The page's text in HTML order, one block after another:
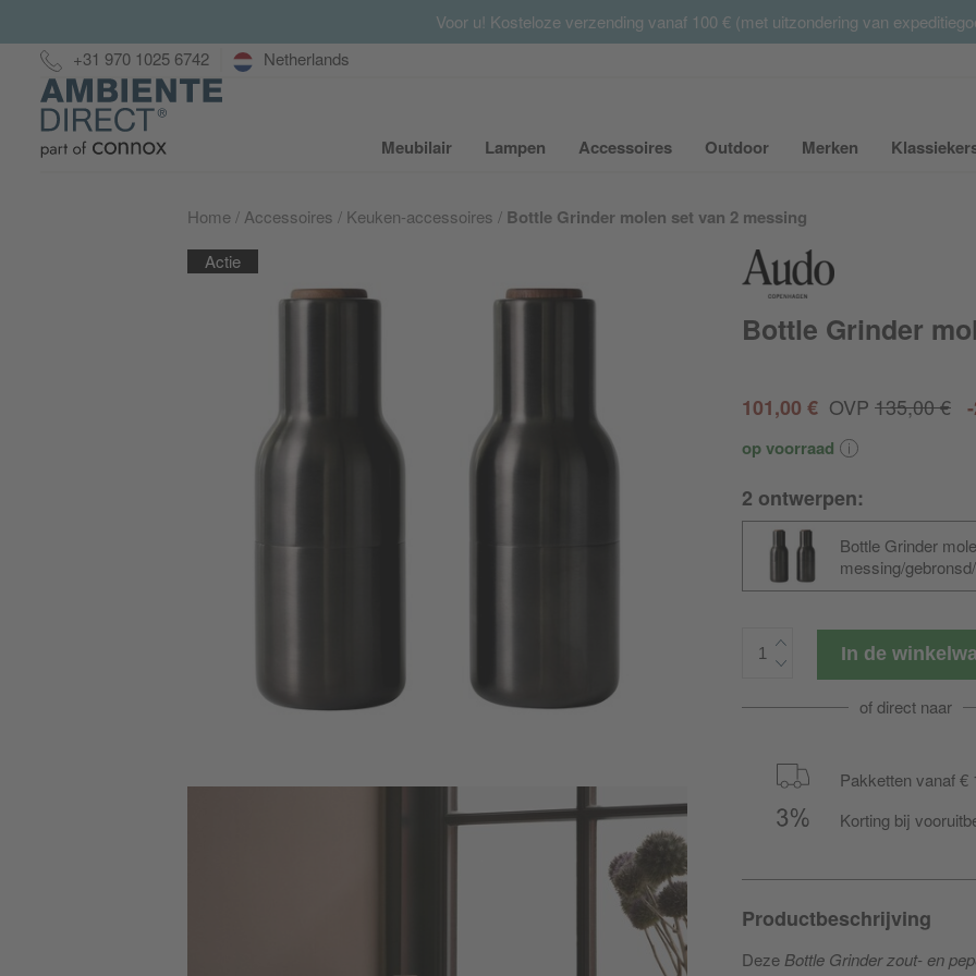
Summer Sale: met tot 65% korting >> nu bestellen
Voor u! Kosteloze verzending vanaf 100 € (met uitzondering van
Hotline:
+31 970 1025 6742 Netherlands
Home
Meubilair Submenu van Meubilair uit- of inklappen
Lampen Submenu van Lampen uit- of inklappen
Accessoires Submenu van Accessoires uit- of
Outdoor Submenu van Outdoor
Merken Submenu
Home Accessoires Keuken-accessoires Bottle Grinder molen set van 2 messing
Actie
Bottle Grinder
101,00 € OVP 135,00 €
op voorraad
2 ontwerpen:
Bottle Grinder
messing/
walnotenhout
In de
of direct naar
Pakketten vanaf €
Korting bij
Productbeschrijving
DezeBottle Grinder zout- en